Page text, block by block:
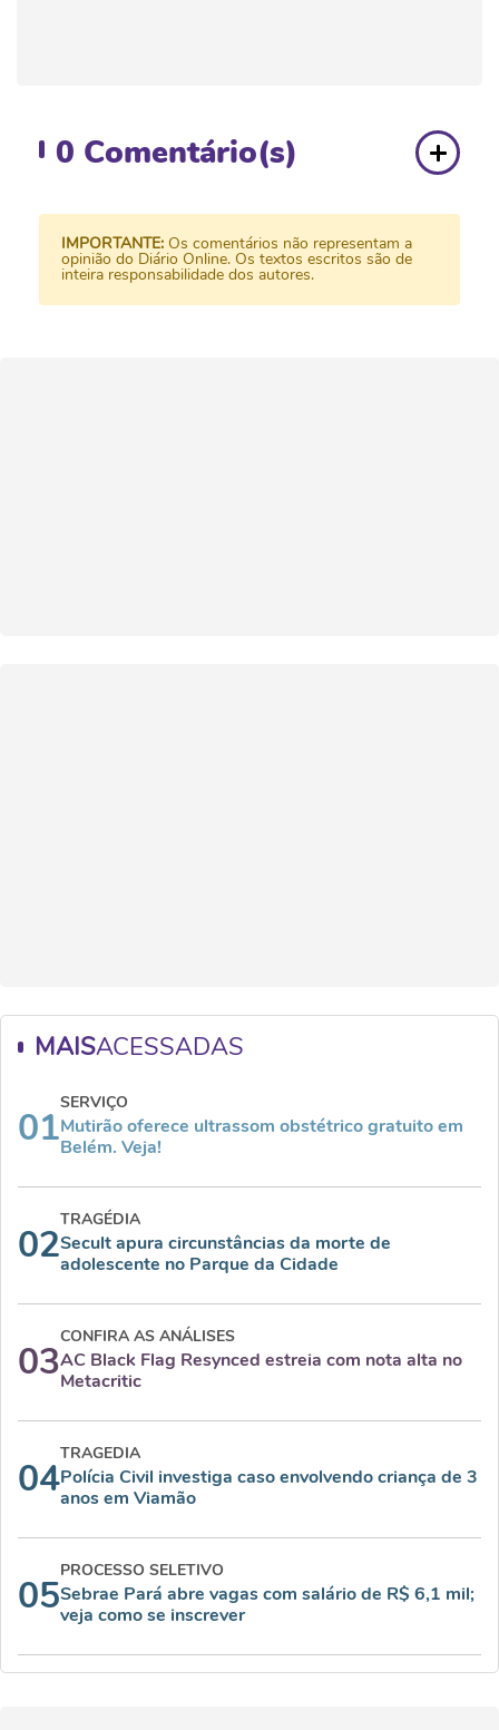
0 Comentário(s)
IMPORTANTE: Os comentários não representam a
opinião do Diário Online. Os textos escritos são de
inteira responsabilidade dos autores.
MAISACESSADAS
01
SERVIÇO
Mutirão oferece ultrassom obstétrico gratuito em
Belém. Veja!
02
TRAGÉDIA
Secult apura circunstâncias da morte de
adolescente no Parque da Cidade
03
CONFIRA AS ANÁLISES
AC Black Flag Resynced estreia com nota alta no
Metacritic
04
TRAGEDIA
Polícia Civil investiga caso envolvendo criança de 3
anos em Viamão
05
PROCESSO SELETIVO
Sebrae Pará abre vagas com salário de R$ 6,1 mil;
veja como se inscrever